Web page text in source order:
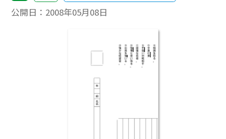
公開日： 2008年05月08日